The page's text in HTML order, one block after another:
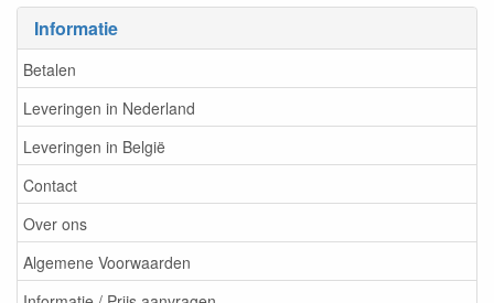
Informatie
Betalen
Leveringen in Nederland
Leveringen in België
Contact
Over ons
Algemene Voorwaarden